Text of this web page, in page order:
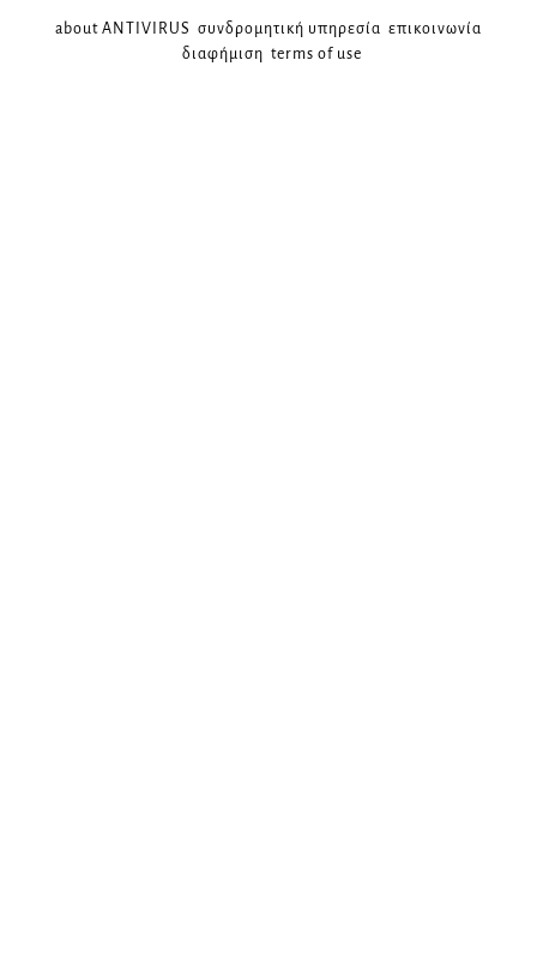
about ANTIVIRUS συνδρομητική υπηρεσία επικοινωνία
διαφήμιση terms of use